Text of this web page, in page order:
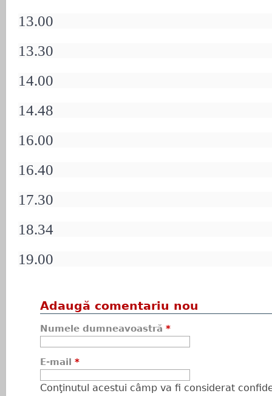
13.00
13.30
14.00
14.48
16.00
16.40
17.30
18.34
19.00
Adaugă comentariu nou
Numele dumneavoastră *
E-mail *
Conţinutul acestui câmp va fi considerat